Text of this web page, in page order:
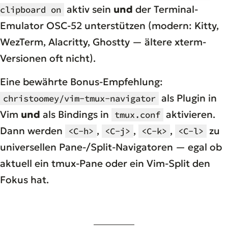
clipboard on aktiv sein und der Terminal-
Emulator OSC-52 unterstützen (modern: Kitty,
WezTerm, Alacritty, Ghostty — ältere xterm-
Versionen oft nicht).
Eine bewährte Bonus-Empfehlung:
christoomey/vim-tmux-navigator als Plugin in
Vim und als Bindings in tmux.conf aktivieren.
Dann werden
<C-h> , <C-j> , <C-k> , <C-l> zu
universellen Pane-/Split-Navigatoren — egal ob
aktuell ein tmux-Pane oder ein Vim-Split den
Fokus hat.